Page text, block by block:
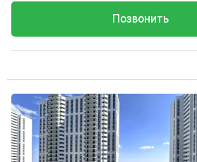
Позвонить